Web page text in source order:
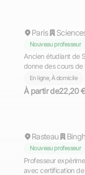
Paris
Nouveau professeur
Ancien étudiant de
donne des cours
italien ou de toute
sur Paris ou en ligne.
En ligne, À domicile
À partir de22,20 €
Rasteau
Nouveau professeur
Professeur
avec certification de